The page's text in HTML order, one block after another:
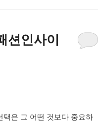
션인사이
은 그 어떤 것보다 중요하